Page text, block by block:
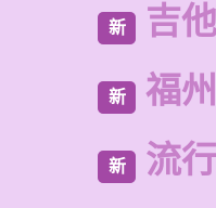
新 吉
新 福
新 流